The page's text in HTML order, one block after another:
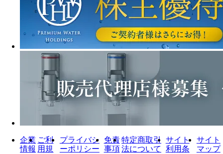
企業
情報
ご利
用規
プライバシ
ーポリシー
免責
事項
特定商取引
法について
サイト
利用条
サイト
マップ